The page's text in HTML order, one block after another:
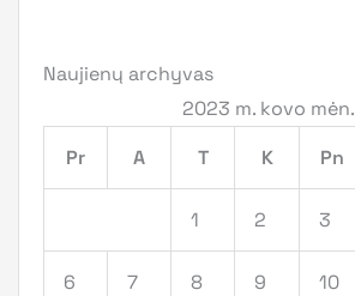
Naujienų archyvas
2023 m. kovo mėn.
Pr
A T K Pn
1 2 3
6 7 8 9 10